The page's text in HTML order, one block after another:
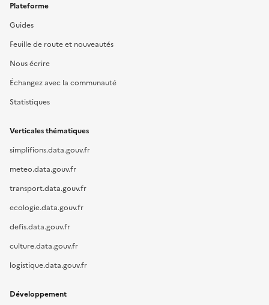
Plateforme
Guides
Feuille de route et nouveautés
Nous écrire
Échangez avec la communauté
Statistiques
Verticales thématiques
simplifions.data.gouv.fr
meteo.data.gouv.fr
transport.data.gouv.fr
ecologie.data.gouv.fr
defis.data.gouv.fr
culture.data.gouv.fr
logistique.data.gouv.fr
Développement